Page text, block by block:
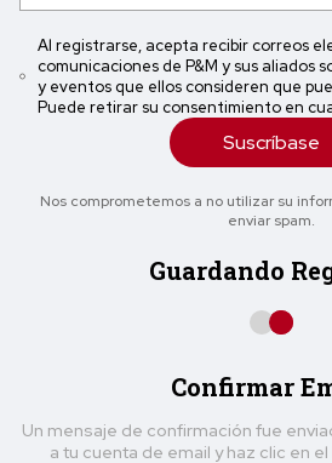
Al registrarse, acepta recibir correos
comunicaciones de P&M y sus aliados
y eventos que ellos consideren que
Puede retirar su consentimiento en
Suscríbase
Nos comprometemos a no utilizar su
enviar spam.
Guardando
Confirmar
Un mensaje de confirmación fue
a tu cuenta de email y haz clic en